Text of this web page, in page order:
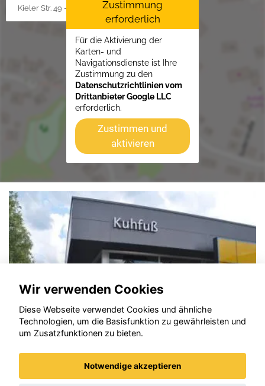
Kieler Str. 49 - 51, 25451 Quickborn
Zustimmung
erforderlich
Für die Aktivierung der
Karten- und
Navigationsdienste ist Ihre
Zustimmung zu den
Datenschutzrichtlinien vom
Drittanbieter Google LLC
erforderlich.
Zustimmen und
aktivieren
Wir verwenden Cookies
Diese Webseite verwendet Cookies und ähnliche
Technologien, um die Basisfunktion zu gewährleisten und
um Zusatzfunktionen zu bieten.
Notwendige akzeptieren